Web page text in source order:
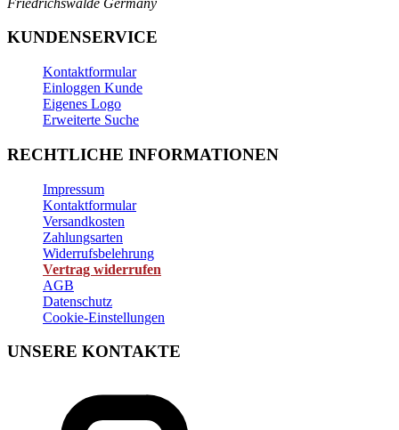
KUNDENSERVICE
Kontaktformular
Einloggen Kunde
Eigenes Logo
Erweiterte Suche
RECHTLICHE INFORMATIONEN
Impressum
Kontaktformular
Versandkosten
Zahlungsarten
Widerrufsbelehrung
Vertrag widerrufen
AGB
Datenschutz
Cookie-Einstellungen
UNSERE KONTAKTE